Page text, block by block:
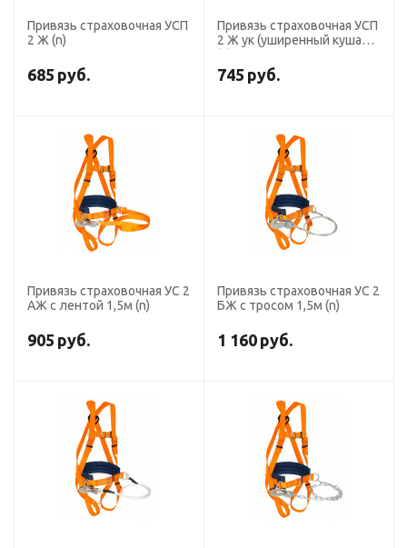
Привязь страховочная УСП
2 Ж (n)
685 руб.
Привязь страховочная УСП
2 Ж ук (уширенный кушак)
745 руб.
Привязь страховочная УС 2
АЖ с лентой 1,5м (n)
905 руб.
Привязь страховочная УС 2
БЖ с тросом 1,5м (n)
1 160 руб.